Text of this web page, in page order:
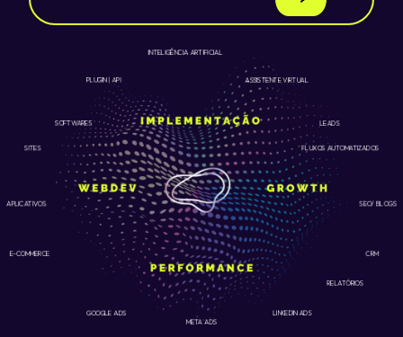
GOOGLE ADS LINKEDIN ADS
APLICATIVOS
SITES
E-COMMERCE
META ADS
CRM
RELATÓRIOS
SEO/ BLOGS
FLUXOS AUTOMATIZADOS
INTELIGÊNCIA ARTIFICIAL
PLUGIN | API
SOFTWARES
ASSISTENTE VIRTUAL
LEADS